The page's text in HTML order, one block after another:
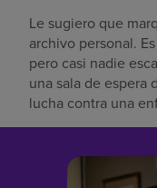
Le sugiero que
archivo personal.
pero casi nadie
una sala de espera
lucha contra una